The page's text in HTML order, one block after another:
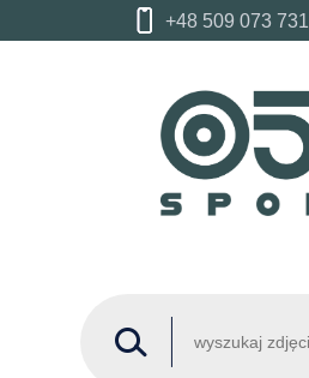
+48 509 073 731